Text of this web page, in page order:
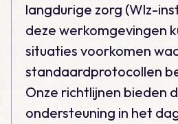
langdurige zorg (Wlz-
deze werkomgevingen
situaties voorkomen
standaardprotocollen
Onze richtlijnen bieden
ondersteuning in het